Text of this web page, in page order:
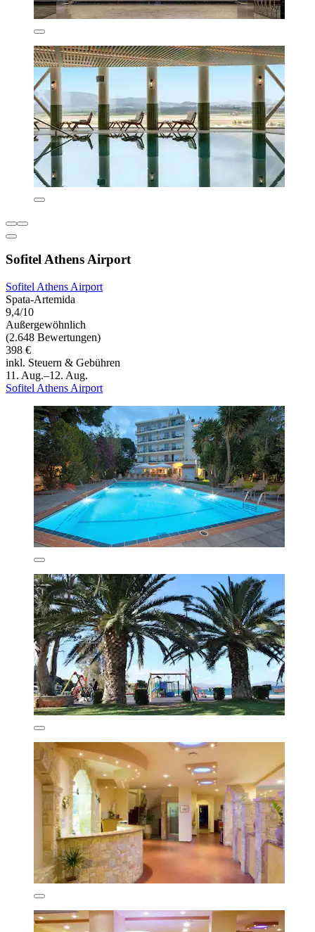
Sofitel Athens Airport
Sofitel Athens Airport
Spata-Artemida
9,4/10
Außergewöhnlich
(2.648 Bewertungen)
398 €
inkl. Steuern & Gebühren
11. Aug.–12. Aug.
Sofitel Athens Airport